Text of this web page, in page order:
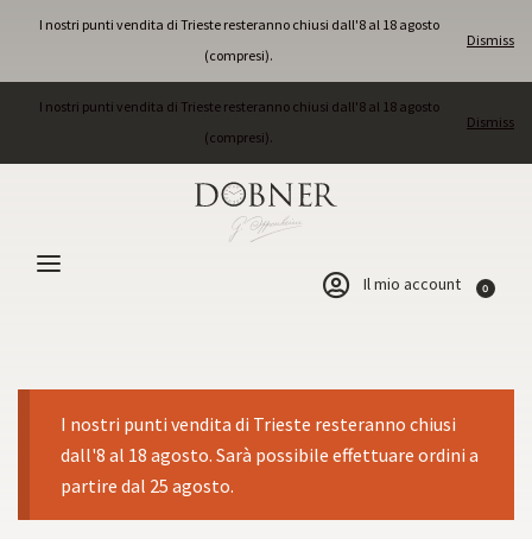
I nostri punti vendita di Trieste resteranno chiusi dall'8 al 18 agosto
(compresi).
Dismiss
I nostri punti vendita di Trieste resteranno chiusi dall'8 al 18 agosto
(compresi).
Dismiss
Il mio account 0
I nostri punti vendita di Trieste resteranno chiusi
dall'8 al 18 agosto. Sarà possibile effettuare ordini a
partire dal 25 agosto.